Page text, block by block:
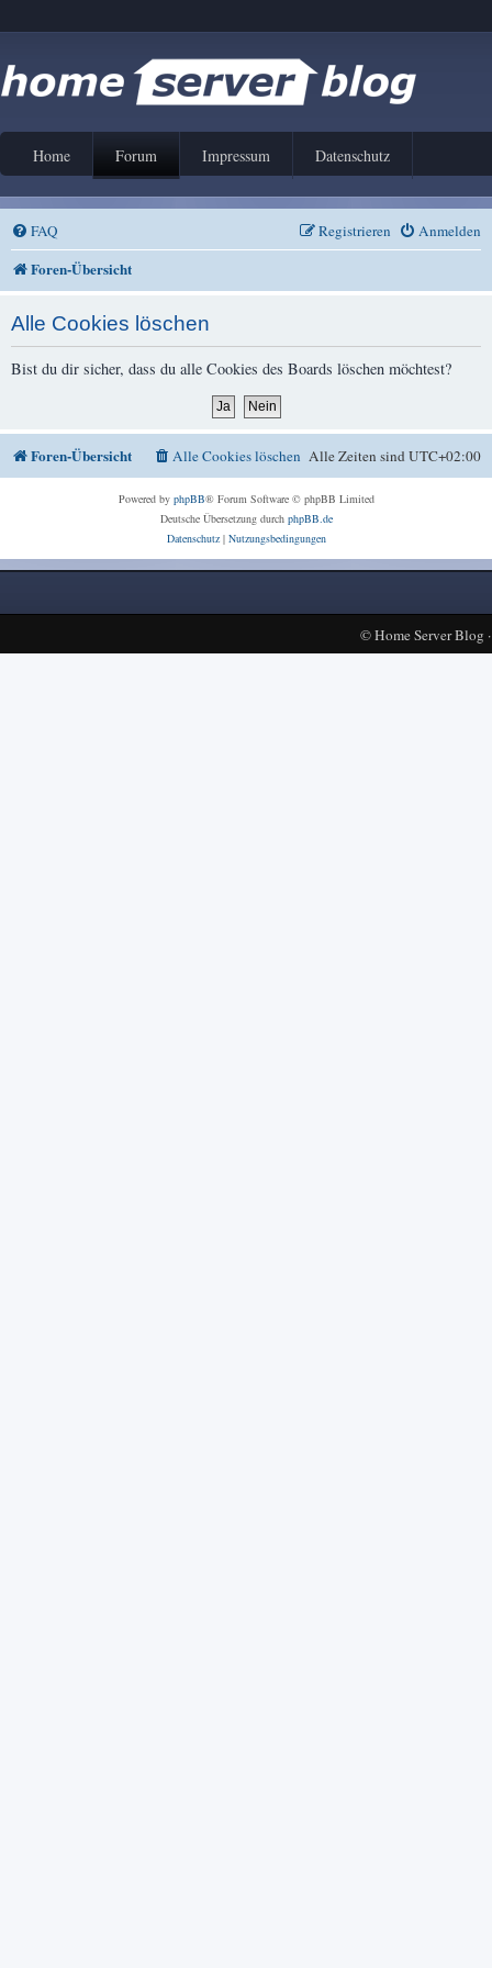
Home Forum Impressum Datenschutz
FAQ Anmelden
Registrieren
Foren-Übersicht
Alle Cookies löschen
Bist du dir sicher, dass du alle Cookies des Boards löschen möchtest?
Foren-Übersicht Alle Zeiten sindUTC+02:00
Alle Cookies löschen
Powered by phpBB® Forum Software © phpBB Limited
Deutsche Übersetzung durch phpBB.de
Datenschutz| Nutzungsbedingungen
©Home Server Blog